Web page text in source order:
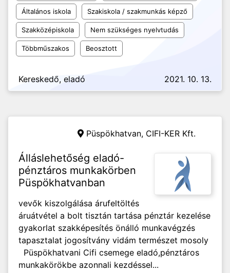
Általános iskola Szakiskola / szakmunkás képző
Szakközépiskola Nem szükséges nyelvtudás
Többműszakos Beosztott
Kereskedő, eladó 2021. 10. 13.
Püspökhatvan, CIFI-KER Kft.
Álláslehetőség eladó-
pénztáros munkakörben
Püspökhatvanban
vevők kiszolgálása árufeltöltés
áruátvétel a bolt tisztán tartása pénztár kezelése
gyakorlat szakképesítés önálló munkavégzés
tapasztalat jogosítvány vidám természet mosoly
Püspökhatvani Cifi csemege eladó,pénztáros
munkakörökbe azonnali kezdéssel...